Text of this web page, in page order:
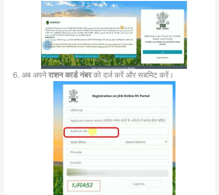
अब अपनेराशन कार्ड नंबरको दर्ज करें और सबमिट करें।